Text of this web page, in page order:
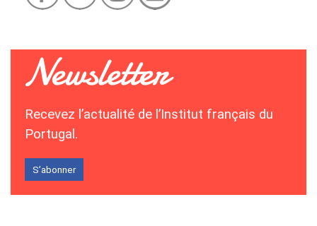
Recevez l’actualité de l’Institut français du
Portugal.
S’abonner